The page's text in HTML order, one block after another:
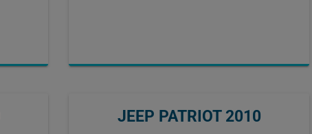
JEEP PATRIOT 2010